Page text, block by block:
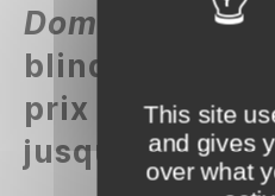
Domotique
,
blindée
prix de 1 étoile
jusqu’au28
This site
and gives
over what